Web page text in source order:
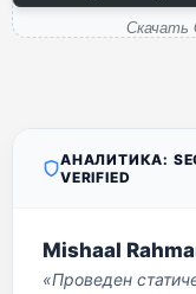
Скачать
АНАЛИТИКА:
VERIFIED
Mishaal
«Проведен